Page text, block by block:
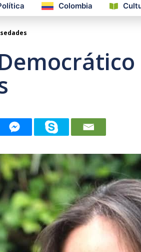
Colombia